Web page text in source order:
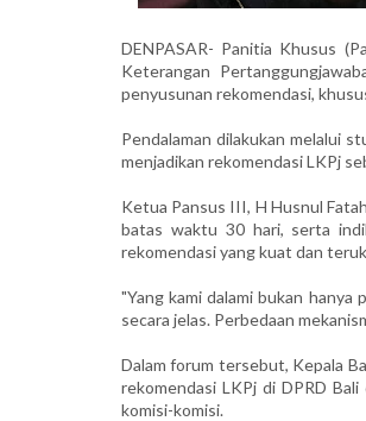
DENPASAR- Panitia Khusus
Keterangan
penyusunan rekomendasi,
Pendalaman dilakukan melalui
menjadikan rekomendasi LKPj
Ketua Pansus III, H Husnul
batas waktu 30 hari, serta
rekomendasi yang kuat dan
"Yang kami dalami bukan
secara jelas. Perbedaan
Dalam forum tersebut, Kepala
rekomendasi LKPj di DPRD
komisi-komisi.